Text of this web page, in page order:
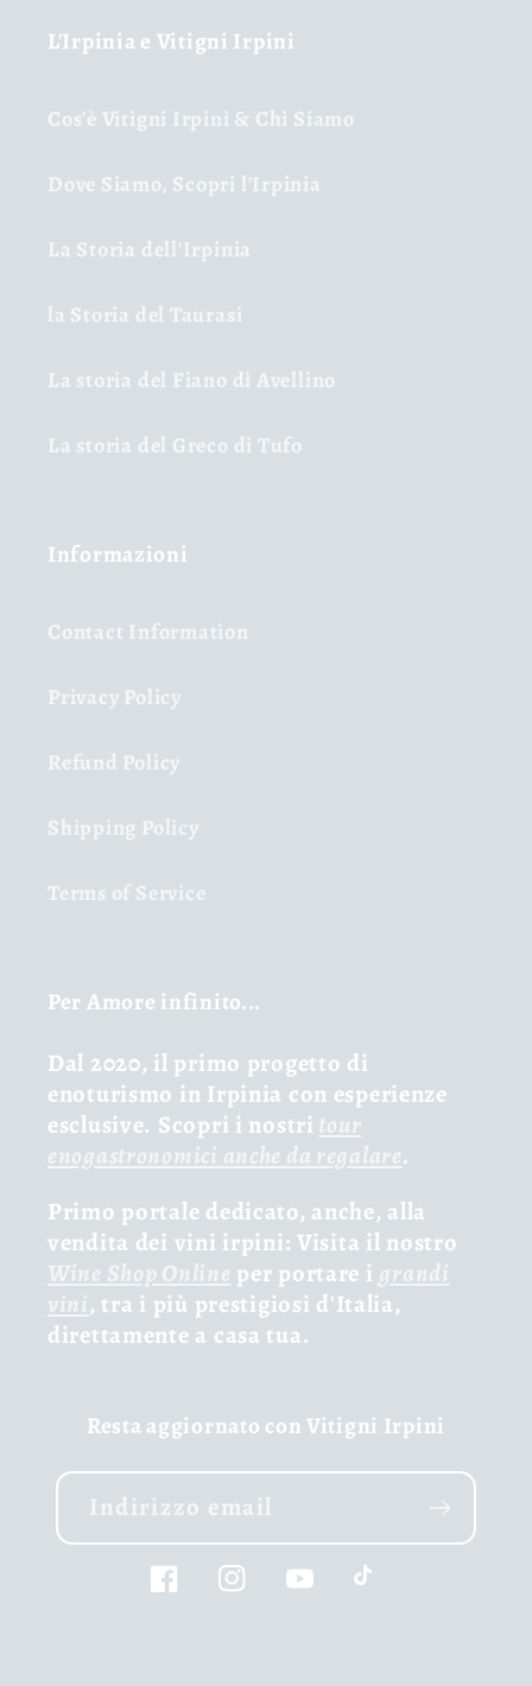
L'Irpinia e Vitigni Irpini
Cos'è Vitigni Irpini & Chi Siamo
Dove Siamo, Scopri l'Irpinia
La Storia dell'Irpinia
la Storia del Taurasi
La storia del Fiano di Avellino
La storia del Greco di Tufo
Informazioni
Contact Information
Privacy Policy
Refund Policy
Shipping Policy
Terms of Service
Per Amore infinito...
Dal 2020, il primo progetto di
enoturismo in Irpinia con esperienze
esclusive. Scopri i nostri tour
enogastronomici anche da regalare.
Primo portale dedicato, anche, alla
vendita dei vini irpini: Visita il nostro
Wine Shop Online per portare i grandi
vini, tra i più prestigiosi d'Italia,
direttamente a casa tua.
Resta aggiornato con Vitigni Irpini
Indirizzo email
FacebookInstagramYouTubeTikTok